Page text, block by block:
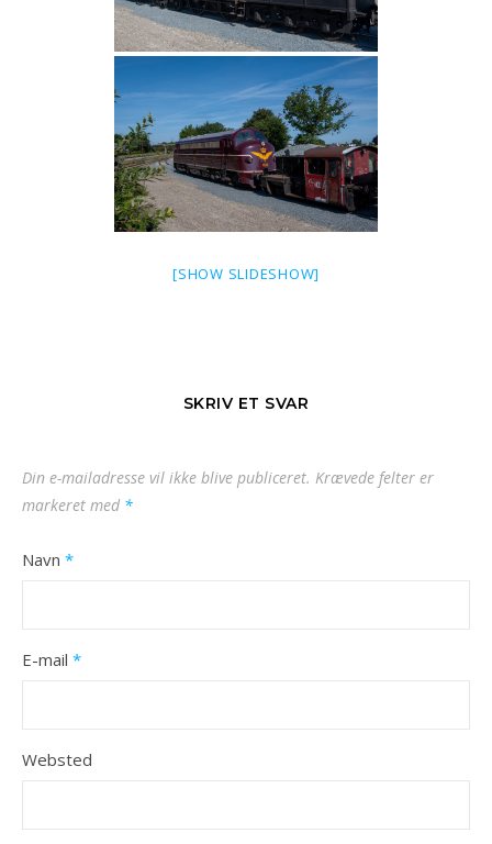
[SHOW SLIDESHOW]
SKRIV ET SVAR
Din e-mailadresse vil ikke blive publiceret. Krævede felter er
markeret med *
Navn *
E-mail *
Websted